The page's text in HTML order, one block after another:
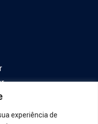
experiência de